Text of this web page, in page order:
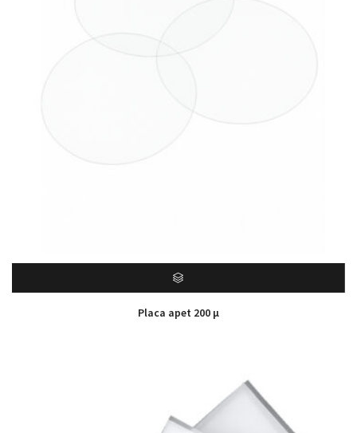
Placa apet 200 µ